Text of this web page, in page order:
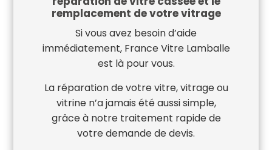
remplacement de votre vitrage
Si vous avez besoin d’aide
immédiatement, France Vitre Lamballe
est là pour vous.
La réparation de votre vitre, vitrage ou
vitrine n’a jamais été aussi simple,
grâce à notre traitement rapide de
votre demande de devis.